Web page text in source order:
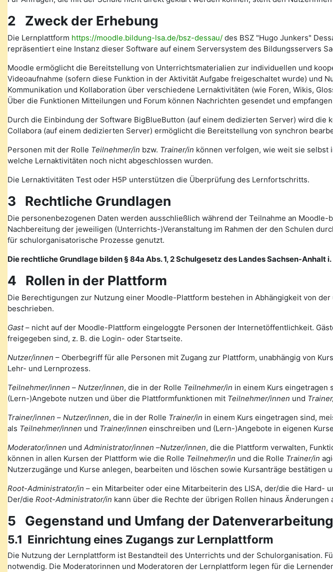
2 Zweck der Erhebung
Die Lernplattform https://moodle.bildung-lsa.de/bsz-dessau/ des BSZ "Hugo Junkers"
repräsentiert eine Instanz dieser Software auf einem Serversystem des Bildungsservers
Moodle ermöglicht die Bereitstellung von Unterrichtsmaterialien zur individuellen und
Videoaufnahme (sofern diese Funktion in der Aktivität Aufgabe freigeschaltet wurde) und
Kommunikation und Kollaboration über verschiedene Lernaktivitäten (wie Foren, Wikis,
Über die Funktionen Mitteilungen und Forum können Nachrichten gesendet und
Durch die Einbindung der Software BigBlueButton (auf einem dedizierten Server) wird
Collabora (auf einem dedizierten Server) ermöglicht die Bereitstellung von synchron
Personen mit der Rolle Teilnehmer/in bzw. Trainer/in können verfolgen, wie weit sie selbst
welche Lernaktivitäten noch nicht abgeschlossen wurden.
Die Lernaktivitäten Test oder H5P unterstützen die Überprüfung des Lernfortschritts.
3 Rechtliche Grundlagen
Die personenbezogenen Daten werden ausschließlich während der Teilnahme an
Nachbereitung der jeweiligen (Unterrichts-)Veranstaltung im Rahmen der den Schulen
für schulorganisatorische Prozesse genutzt.
Die rechtliche Grundlage bilden § 84a Abs. 1, 2 Schulgesetz des Landes Sachsen-Anhalt i.
4 Rollen in der Plattform
Die Berechtigungen zur Nutzung einer Moodle-Plattform bestehen in Abhängigkeit von
beschrieben.
Gast– nicht auf der Moodle-Plattform eingeloggte Personen der Internetöffentlichkeit.
freigegeben sind, z. B. die Login- oder Startseite.
Nutzer/innen – Oberbegriff für alle Personen mit Zugang zur Plattform, unabhängig von
Lehr- und Lernprozess.
Teilnehmer/innen – Nutzer/innen, die in der Rolle Teilnehmer/in in einem Kurs eingetragen
(Lern-)Angebote nutzen und über die Plattformfunktionen mit Teilnehmer/innen und
Trainer/innen – Nutzer/innen, die in der Rolle Trainer/in in einem Kurs eingetragen sind,
als Teilnehmer/innen und Trainer/innen einschreiben und (Lern-)Angebote in eigenen
Moderator/innen und Administrator/innen –Nutzer/innen, die die Plattform verwalten,
können in allen Kursen der Plattform wie die Rolle Teilnehmer/in und die Rolle Trainer/in
Nutzerzugänge und Kurse anlegen, bearbeiten und löschen sowie Kursanträge bestätigen
Root-Administrator/in – ein Mitarbeiter oder eine Mitarbeiterin des LISA, der/die die Hard-
Der/die Root-Administrator/in kann über die Rechte der übrigen Rollen hinaus
5 Gegenstand und Umfang der Datenverarbeitung
5.1 Einrichtung eines Zugangs zur Lernplattform
Die Nutzung der Lernplattform ist Bestandteil des Unterrichts und der Schulorganisation.
notwendig. Die Moderatorinnen und Moderatoren der Lernplattform legen für die